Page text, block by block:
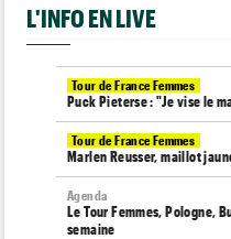
L'INFO EN LIVE
Tour de France Femmes
Puck Pieterse : "Je vise le
Tour de France Femmes
Marlen Reusser, maillot
Agenda
Le Tour Femmes, Pologne,
semaine